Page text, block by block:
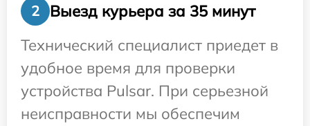
2
Выезд курьера за 35 минут
Технический специалист приедет в
удобное время для проверки
устройства Pulsar. При серьезной
неисправности мы обеспечим